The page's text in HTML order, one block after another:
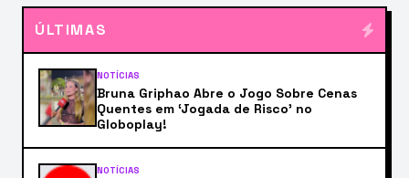
ÚLTIMAS
NOTÍCIAS
Bruna Griphao Abre o Jogo Sobre Cenas
Quentes em ‘Jogada de Risco’ no
Globoplay!
NOTÍCIAS